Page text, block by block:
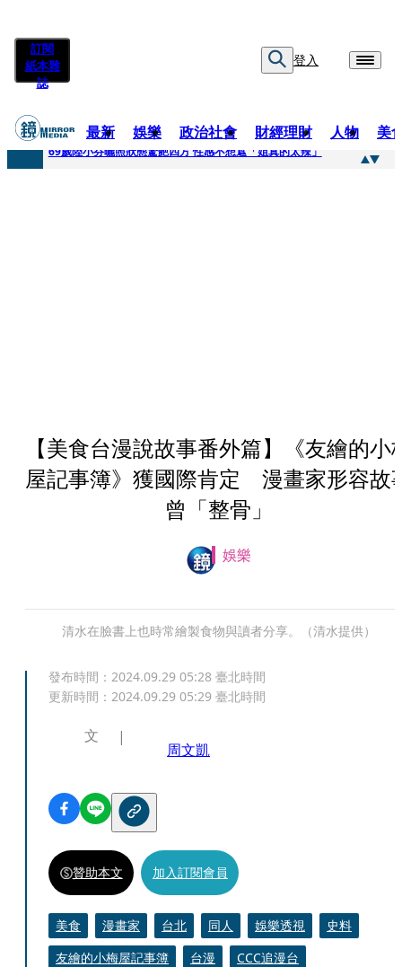
訂閱
紙本雜
誌
登入
最新 娛樂 政治社會 財經理財 人物 美
快訊
69歲陸小芬曬照狀態驚艷四方 性感不想遮「姐真的太辣」
【美食台漫說故事番外篇】《友繪的小
屋記事簿》獲國際肯定 漫畫家形容故
曾「整骨」
娛樂
清水在臉書上也時常繪製食物與讀者分享。（清水提供）
發布時間： 2024.09.29 05:28 臺北時間
更新時間： 2024.09.29 05:29 臺北時間
文
周文凱
贊助本文 加入訂閱會員
美食 漫畫家 台北 同人 娛樂透視
史料
友繪的小梅屋記事簿
台漫 CCC追漫台